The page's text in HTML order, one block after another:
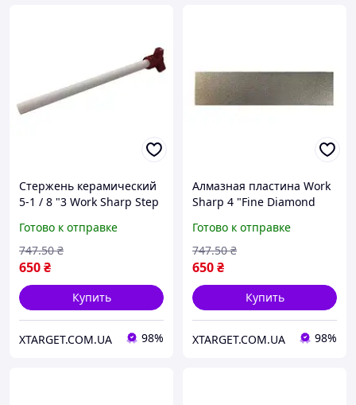
Стержень керамический
5-1 / 8 "3 Work Sharp Step
Guided Field
Готово к отправке
650₴
747.50 ₴
Купить
XTARGET.COM.UA 98%
Алмазная пластина Work
Sharp 4 "Fine Diamond
Field
Готово к отправке
650₴
747.50 ₴
Купить
XTARGET.COM.UA 98%